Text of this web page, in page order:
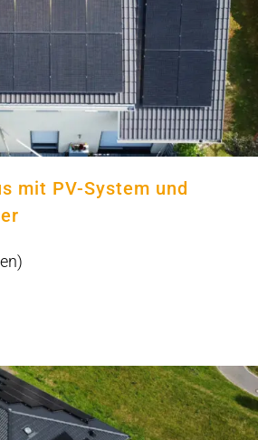
mit PV-System und
mit PV-System und